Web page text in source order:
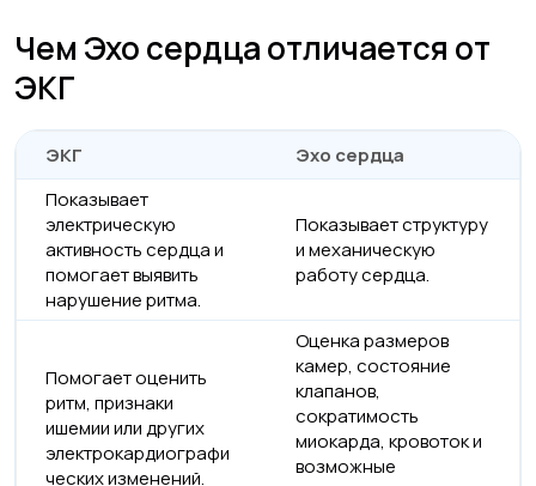
Чем Эхо сердца отличается от
ЭКГ
ЭКГ
Эхо сердца
Показывает
электрическую
активность сердца и
помогает выявить
нарушение ритма.
Показывает структуру
и механическую
работу сердца.
Помогает оценить
ритм, признаки
ишемии или других
электрокардиографи
ческих изменений.
Оценка размеров
камер, состояние
клапанов,
сократимость
миокарда, кровоток и
возможные